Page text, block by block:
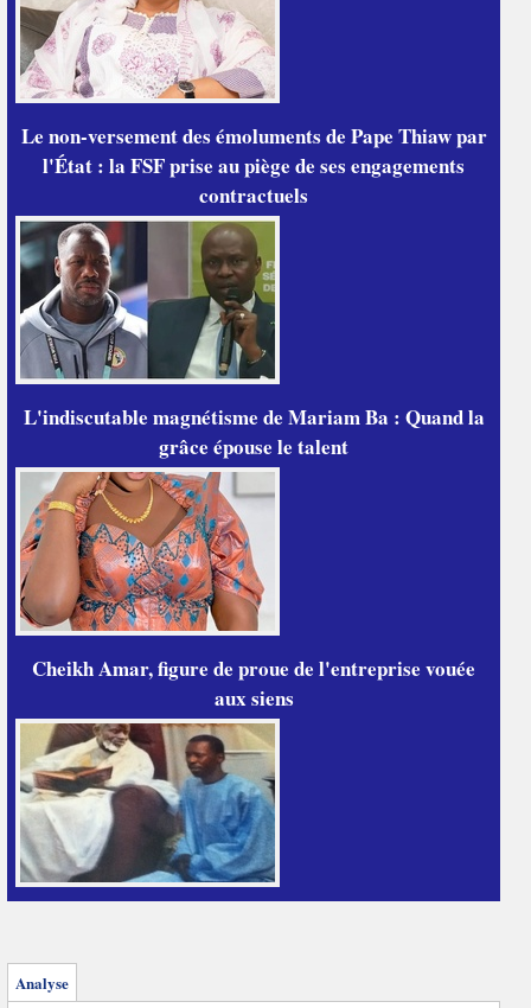
Le non-versement des émoluments de Pape Thiaw par
l'État : la FSF prise au piège de ses engagements
contractuels
L'indiscutable magnétisme de Mariam Ba : Quand la
grâce épouse le talent
Cheikh Amar, figure de proue de l'entreprise vouée
aux siens
Analyse